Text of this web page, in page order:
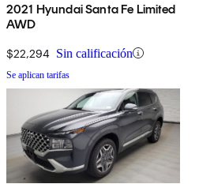
2021 Hyundai Santa Fe Limited
AWD
$22,294 Sin calificación
Se aplican tarifas